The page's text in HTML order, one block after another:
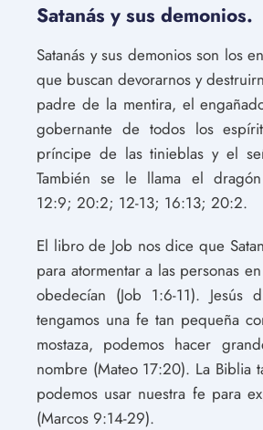
Satanás y sus demonios.
Satanás y sus demonios son los
que buscan devorarnos y
padre de la mentira, el
gobernante de todos los
príncipe de las tinieblas y el
También se le llama el
12:9; 20:2; 12-13; 16:13; 20:2.
El libro de Job nos dice que
para atormentar a las personas
obedecían (Job 1:6-11). Jesús
tengamos una fe tan pequeña
mostaza, podemos hacer
nombre (Mateo 17:20). La Biblia
podemos usar nuestra fe para
(Marcos 9:14-29).